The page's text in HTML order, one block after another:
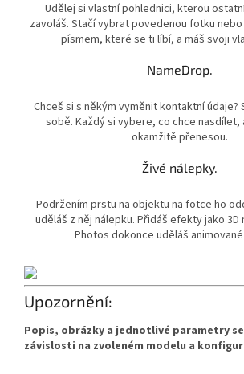
Udělej si vlastní pohlednici, kterou
zavoláš. Stačí vybrat povedenou fotku
písmem, které se ti líbí, a máš svoji
NameDrop.
Chceš si s někým vyměnit kontaktní údaje?
sobě. Každý si vybere, co chce nasdílet,
okamžitě přenesou.
Živé nálepky.
Podržením prstu na objektu na fotce ho
uděláš z něj nálepku. Přidáš efekty jako 3D
Photos dokonce uděláš
Upozornění:
Popis, obrázky a jednotlivé parametry
závislosti na zvoleném modelu a